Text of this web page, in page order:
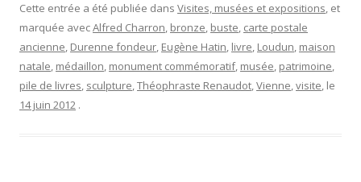
Cette entrée a été publiée dans Visites, musées et expositions, et
marquée avecAlfred Charron, bronze, buste, carte postale
ancienne, Durenne fondeur, Eugène Hatin, livre, Loudun, maison
natale, médaillon, monument commémoratif, musée, patrimoine,
pile de livres, sculpture,Théophraste Renaudot,Vienne,visite, le
14 juin 2012 .